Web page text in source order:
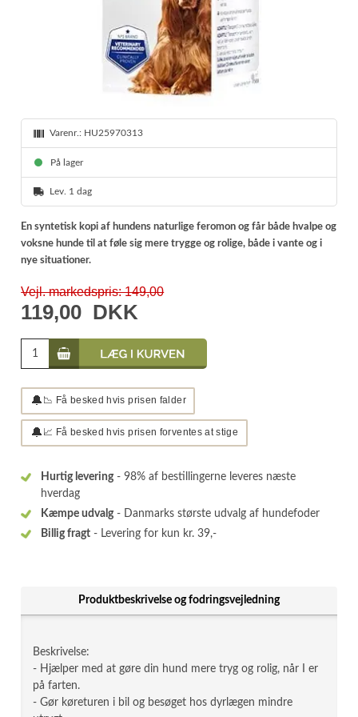
Varenr.: HU25970313
På lager
Lev. 1 dag
En syntetisk kopi af hundens naturlige feromon og får både hvalpe og
voksne hunde til at føle sig mere trygge og rolige, både i vante og i
nye situationer.
Vejl. markedspris: 149,00
119,00 DKK
🔔 📉 Få besked hvis prisen falder
🔔 📈 Få besked hvis prisen forventes at stige
Hurtig levering- 98% af bestillingerne leveres næste
hverdag
Kæmpe udvalg- Danmarks største udvalg af hundefoder
Billig fragt - Levering for kun kr. 39,-
Produktbeskrivelse og fodringsvejledning
Beskrivelse:
- Hjælper med at gøre din hund mere tryg og rolig, når I er
på farten.
- Gør køreturen i bil og besøget hos dyrlægen mindre